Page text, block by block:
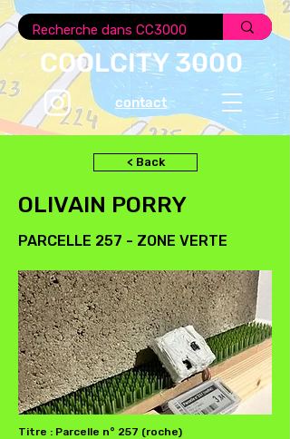
COOLCITY 3000
contact
< Back
OLIVAIN PORRY
PARCELLE 257 - ZONE VERTE
Titre : Parcelle n° 257 (roche)